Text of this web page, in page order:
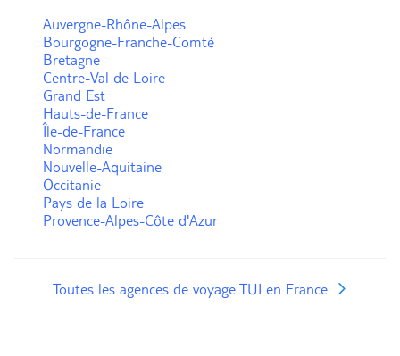
Auvergne-Rhône-Alpes
Bourgogne-Franche-Comté
Bretagne
Centre-Val de Loire
Grand Est
Hauts-de-France
Île-de-France
Normandie
Nouvelle-Aquitaine
Occitanie
Pays de la Loire
Provence-Alpes-Côte d'Azur
Toutes les agences de voyage TUI en France